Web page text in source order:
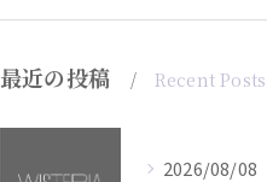
最近の投稿 Recent Posts
2026/08/08